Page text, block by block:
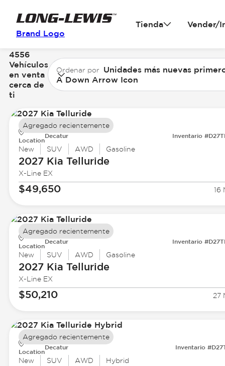
Brand Logo
Tienda Vender/
4556
Vehículos
en venta
cerca de
ti
Ordenar por Unidades más nuevas
A Down Arrow Icon
Location
Decatur Inventario
New SUV AWD Gasoline
2027 Kia Telluride
X-Line EX
$49,650 16
Agregado recientemente
Location
Decatur Inventario
New SUV AWD Gasoline
2027 Kia Telluride
X-Line EX
$50,210 27
Agregado recientemente
Location
Decatur Inventario
New SUV AWD Hybrid
Agregado recientemente